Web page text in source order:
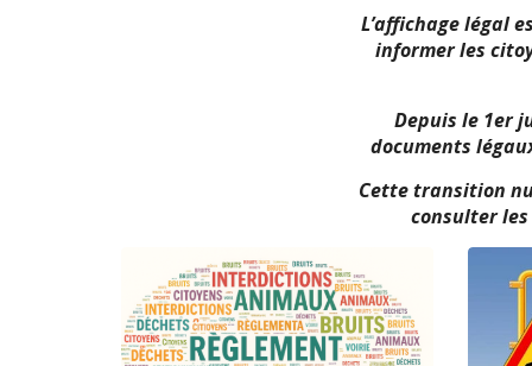
L’affichage légal
informer les
Depuis le 1er
documents
Cette transition
consulter